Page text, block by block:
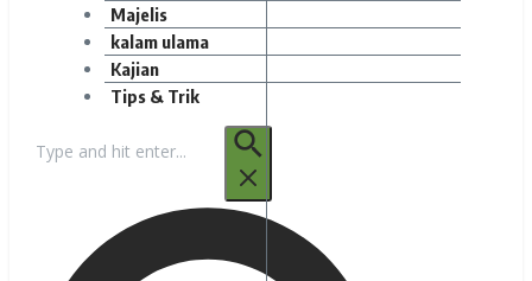
Majelis
kalam ulama
Kajian
Tips & Trik
untuk: